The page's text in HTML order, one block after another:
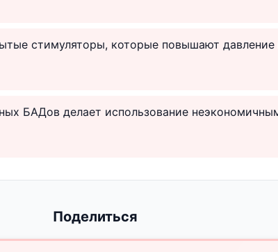
стимуляторы, которые повышают
БАДов делает использование
Поделиться